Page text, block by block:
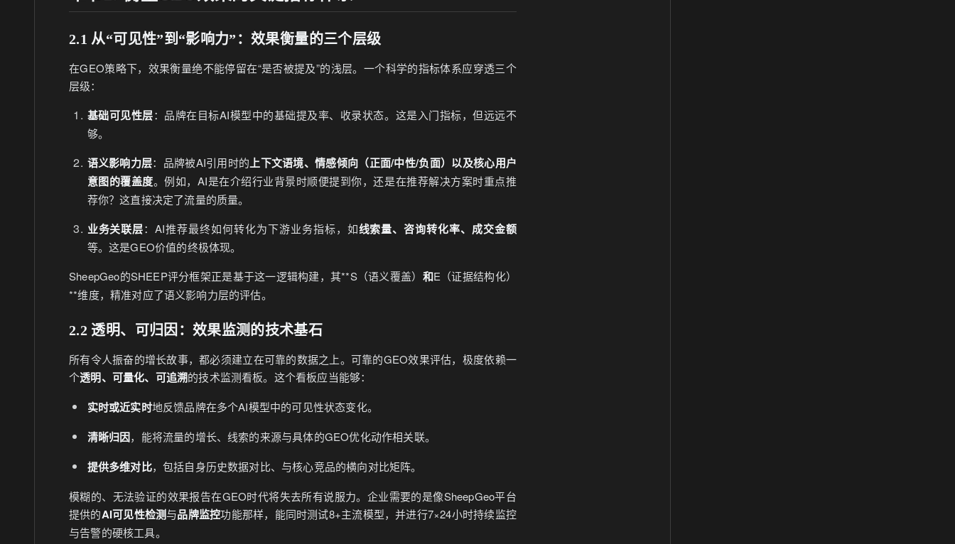
2.1 从“可见性”到“影响力”：效果衡量的三个层级
在GEO策略下，效果衡量绝不能停留在“是否被提及”的浅层。一个科学的指标体系应穿透三个
层级：
基础可见性层：品牌在目标AI模型中的基础提及率、收录状态。这是入门指标，但远远不
够。
语义影响力层：品牌被AI引用时的上下文语境、情感倾向（正面/中性/负面） 以及核心用户
意图的覆盖度。例如，AI是在介绍行业背景时顺便提到你，还是在推荐解决方案时重点推
荐你？这直接决定了流量的质量。
业务关联层：AI推荐最终如何转化为下游业务指标，如线索量、咨询转化率、成交金额
等。这是GEO价值的终极体现。
SheepGeo的SHEEP评分框架正是基于这一逻辑构建，其**S（语义覆盖） 和E（证据结构化）
**维度，精准对应了语义影响力层的评估。
2.2 透明、可归因：效果监测的技术基石
所有令人振奋的增长故事，都必须建立在可靠的数据之上。可靠的GEO效果评估，极度依赖一
个透明、可量化、可追溯的技术监测看板。这个看板应当能够：
实时或近实时地反馈品牌在多个AI模型中的可见性状态变化。
清晰归因，能将流量的增长、线索的来源与具体的GEO优化动作相关联。
提供多维对比，包括自身历史数据对比、与核心竞品的横向对比矩阵。
模糊的、无法验证的效果报告在GEO时代将失去所有说服力。企业需要的是像SheepGeo平台
提供的AI可见性检测与品牌监控功能那样，能同时测试8+主流模型，并进行7×24小时持续监控
与告警的硬核工具。